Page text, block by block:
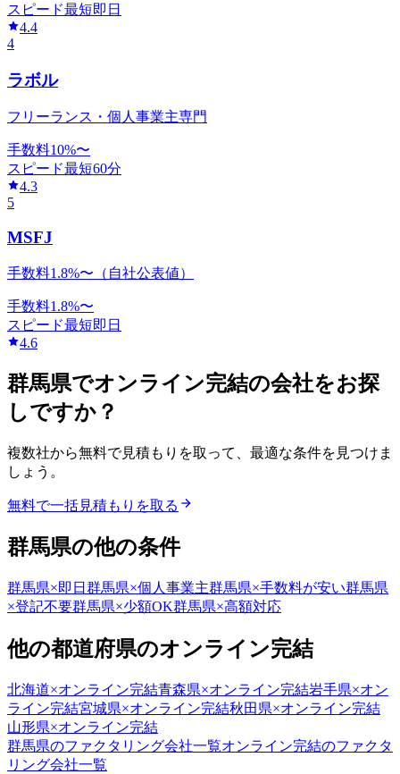
スピード最短即日
4.4
4
ラボル
フリーランス・個人事業主専門
手数料10%〜
スピード最短60分
4.3
5
MSFJ
手数料1.8%〜（自社公表値）
手数料1.8%〜
スピード最短即日
4.6
群馬県でオンライン完結の会社をお探
しですか？
複数社から無料で見積もりを取って、最適な条件を見つけま
しょう。
無料で一括見積もりを取る
群馬県の他の条件
群馬県×即日 群馬県×個人事業主群馬県×手数料が安い群馬県
×登記不要群馬県×少額OK群馬県×高額対応
他の都道府県のオンライン完結
北海道×オンライン完結青森県×オンライン完結岩手県×オン
ライン完結宮城県×オンライン完結秋田県×オンライン完結
山形県×オンライン完結
群馬県のファクタリング会社一覧オンライン完結のファクタ
リング会社一覧